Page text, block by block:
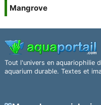
Mangrove
Tout l'univers en aquariophilie
aquarium durable. Textes et